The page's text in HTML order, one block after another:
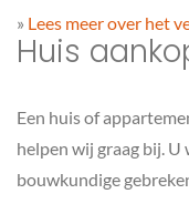
» Lees meer over het
Huis
Een huis of
helpen wij graag bij.
bouwkundige